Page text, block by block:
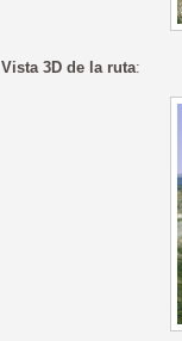
Vista 3D de la ruta: